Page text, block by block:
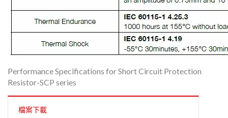
Performance Specifications for Short Circuit Protection
Resistor-SCP series
檔案下載